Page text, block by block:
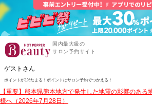
国内最大級の
サロン予約サイト
ゲストさん
ポイントが1%たまる！ ポイントはサロン予約でつかえる！
【重要】熊本県熊本地方で発生した地震の影響のあ
様へ（2026年7月28日）